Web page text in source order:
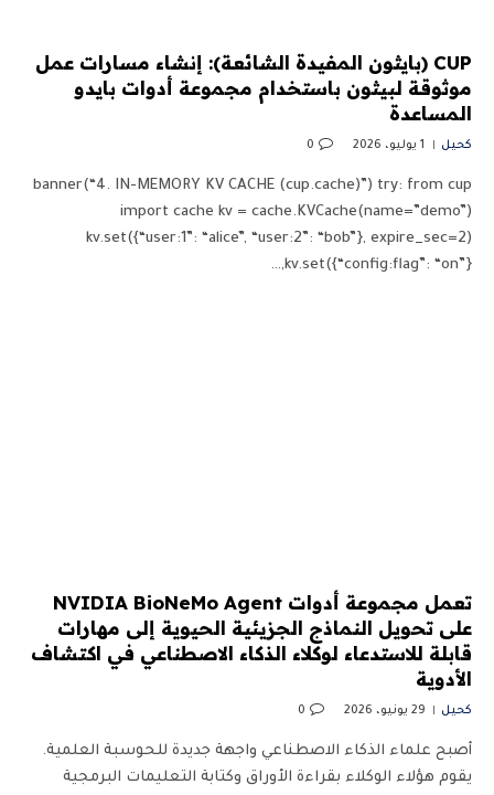
CUP (بايثون المفيدة الشائعة): إنشاء مسارات عمل
موثوقة لبيثون باستخدام مجموعة أدوات بايدو
المساعدة
كحيل 1 يوليو، 2026 0
banner(“4. IN-MEMORY KV CACHE (cup.cache)”) try: from cup
import cache kv = cache.KVCache(name=”demo”)
kv.set({“user:1”: “alice”, “user:2”: “bob”}, expire_sec=2)
kv.set({“config:flag”: “on”},…
تعمل مجموعة أدوات NVIDIA BioNeMo Agent
على تحويل النماذج الجزيئية الحيوية إلى مهارات
قابلة للاستدعاء لوكلاء الذكاء الاصطناعي في اكتشاف
الأدوية
كحيل 29 يونيو، 2026 0
أصبح علماء الذكاء الاصطناعي واجهة جديدة للحوسبة العلمية.
يقوم هؤلاء الوكلاء بقراءة الأوراق وكتابة التعليمات البرمجية